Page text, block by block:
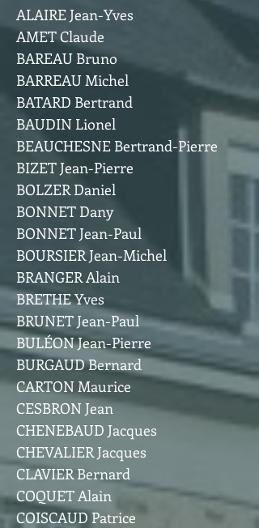
ALAIRE Jean-Yves
AMET Claude
BAREAU Bruno
BARREAU Michel
BATARD Bertrand
BAUDIN Lionel
BEAUCHESNE Bertrand-Pierre
BIZET Jean-Pierre
BOLZER Daniel
BONNET Dany
BONNET Jean-Paul
BOURSIER Jean-Michel
BRANGER Alain
BRETHE Yves
BRUNET Jean-Paul
BULÉON Jean-Pierre
BURGAUD Bernard
CARTON Maurice
CESBRON Jean
CHENEBAUD Jacques
CHEVALIER Jacques
CLAVIER Bernard
COQUET Alain
COISCAUD Patrice